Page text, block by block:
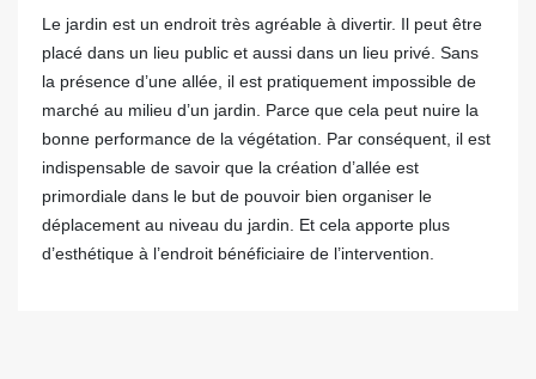
Le jardin est un endroit très agréable à divertir. Il peut être
placé dans un lieu public et aussi dans un lieu privé. Sans
la présence d’une allée, il est pratiquement impossible de
marché au milieu d’un jardin. Parce que cela peut nuire la
bonne performance de la végétation. Par conséquent, il est
indispensable de savoir que la création d’allée est
primordiale dans le but de pouvoir bien organiser le
déplacement au niveau du jardin. Et cela apporte plus
d’esthétique à l’endroit bénéficiaire de l’intervention.